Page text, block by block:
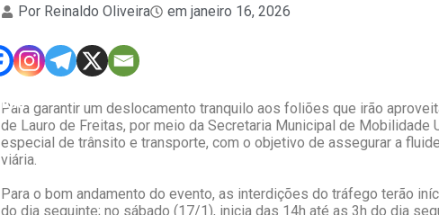
Por Reinaldo Oliveira em janeiro 16, 2026
Para garantir um deslocamento tranquilo aos foliões que irão
de Lauro de Freitas, por meio da Secretaria Municipal de Mobilidade
especial de trânsito e transporte, com o objetivo de assegurar a
viária.
Para o bom andamento do evento, as interdições do tráfego terão
do dia seguinte; no sábado (17/1), inicia das 14h até as 3h do dia